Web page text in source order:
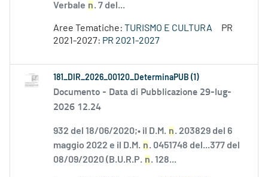
Verbale n. 7 del...
Aree Tematiche: TURISMO E CULTURA
PR
2021-2027: PR 2021-2027
181_DIR_2026_00120_DeterminaPUB (1)
Documento - Data di Pubblicazione 29-lug-
2026 12.24
932 del 18/06/2020;• il D.M. n. 203829 del 6
maggio 2022 e il D.M. n. 0451748 del...377 del
08/09/2020 (B.U.R.P. n. 128...